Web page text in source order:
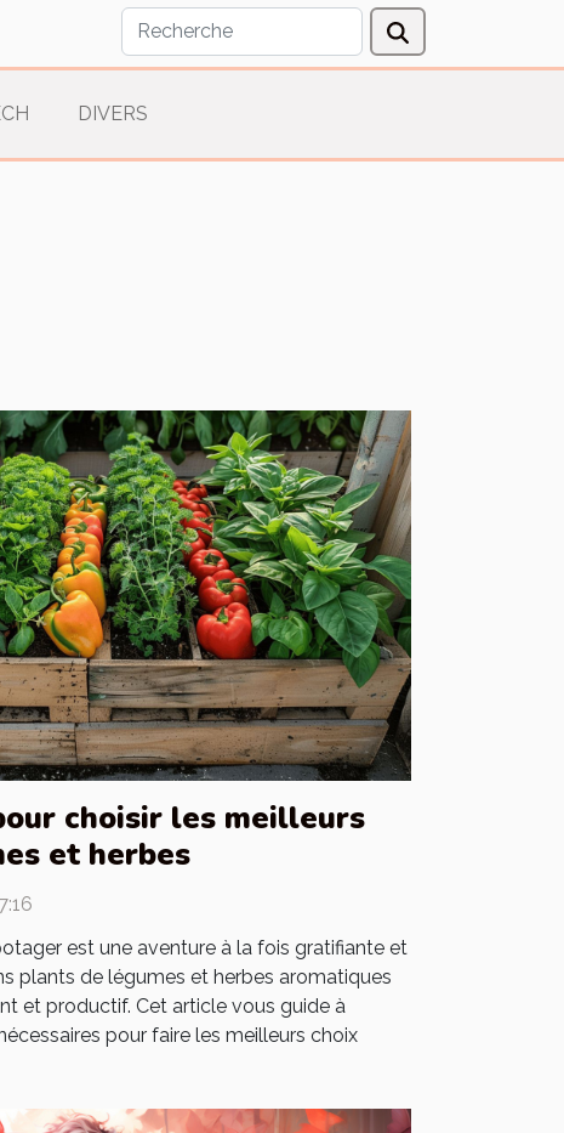
DIVERS
choisir les meilleurs
et herbes
est une aventure à la fois gratifiante et
plants de légumes et herbes aromatiques
et productif. Cet article vous guide à
pour faire les meilleurs choix